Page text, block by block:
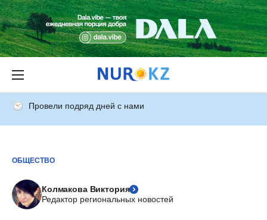
Провели подряд дней с нами
ОБЩЕСТВО
Колмакова Виктория
Редактор региональных новостей